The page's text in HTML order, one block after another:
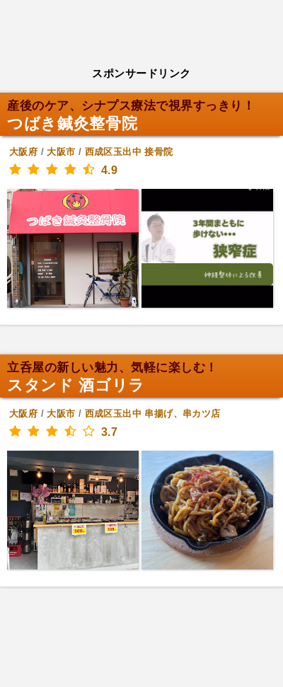
スポンサードリンク
産後のケア、シナプス療法で視界すっきり！
つばき鍼灸整骨院
大阪府 /大阪市 / 西成区玉出中 接骨院
4.9
立呑屋の新しい魅力、気軽に楽しむ！
スタンド 酒ゴリラ
大阪府 /大阪市 / 西成区玉出中 串揚げ、串カツ店
3.7